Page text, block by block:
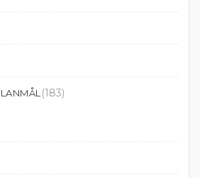
(183)